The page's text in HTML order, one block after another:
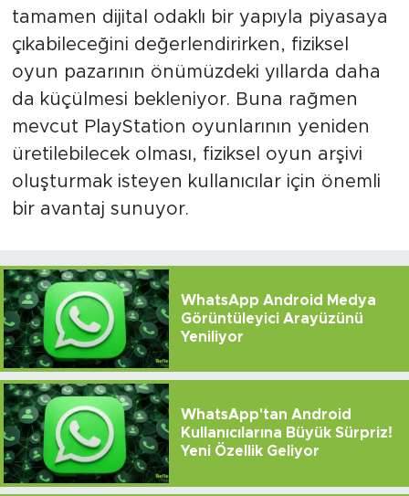
tamamen dijital odaklı bir yapıyla piyasaya
çıkabileceğini değerlendirirken, fiziksel
oyun pazarının önümüzdeki yıllarda daha
da küçülmesi bekleniyor. Buna rağmen
mevcut PlayStation oyunlarının yeniden
üretilebilecek olması, fiziksel oyun arşivi
oluşturmak isteyen kullanıcılar için önemli
bir avantaj sunuyor.
WhatsApp Android Medya
Görüntüleyici Arayüzünü
Yeniliyor
WhatsApp'tan Android
Kullanıcılarına Büyük Sürpriz!
Yeni Özellik Geliyor